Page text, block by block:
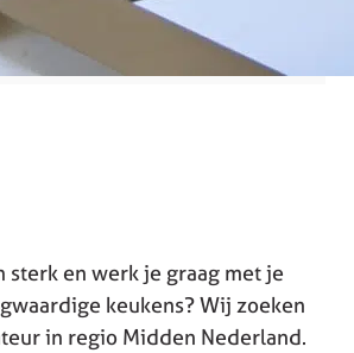
sterk en werk je graag met je
keukens? Wij zoeken
in regio Midden Nederland.